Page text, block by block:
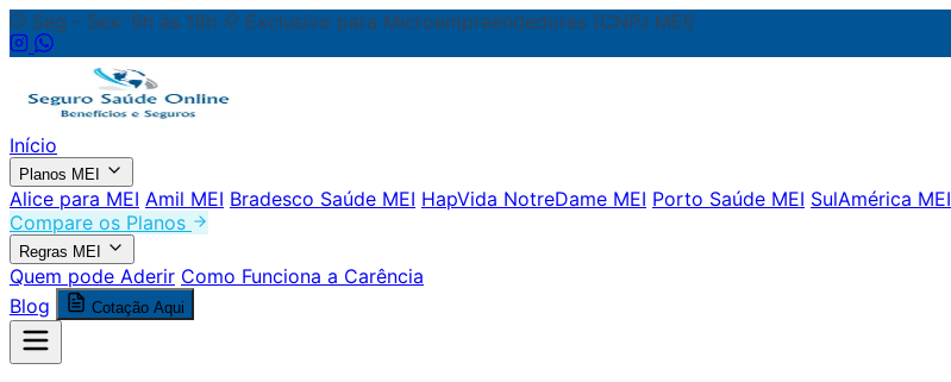
Seg - Sex: 9h às 18h Exclusivo para Microempreendedores (CNPJ MEI)
Início
Planos MEI
Alice para MEI Amil MEI Bradesco Saúde MEI HapVida NotreDame MEI Porto Saúde MEI SulAmérica MEI
Compare os Planos
Regras MEI
Quem pode Aderir Como Funciona a Carência
Blog
Cotação Aqui